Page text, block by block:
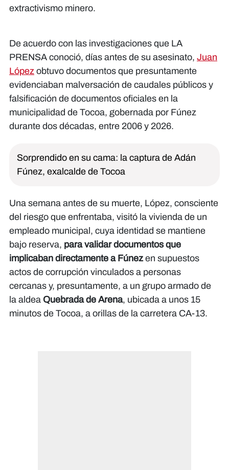
extractivismo minero.
De acuerdo con las investigaciones que LA
PRENSA conoció, días antes de su asesinato, Juan
López obtuvo documentos que presuntamente
evidenciaban malversación de caudales públicos y
falsificación de documentos oficiales en la
municipalidad de Tocoa, gobernada por Fúnez
durante dos décadas, entre 2006 y 2026.
Sorprendido en su cama: la captura de Adán
Fúnez, exalcalde de Tocoa
Una semana antes de su muerte, López, consciente
del riesgo que enfrentaba, visitó la vivienda de un
empleado municipal, cuya identidad se mantiene
bajo reserva, para validar documentos que
implicaban directamente a Fúnezen supuestos
actos de corrupción vinculados a personas
cercanas y, presuntamente, a un grupo armado de
la aldea Quebrada de Arena, ubicada a unos 15
minutos de Tocoa, a orillas de la carretera CA-13.